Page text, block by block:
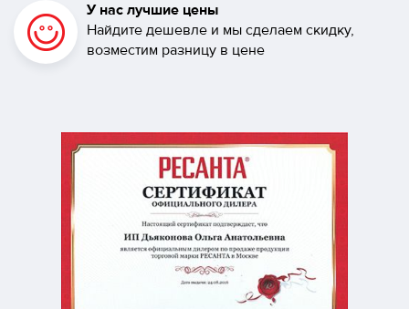
У нас лучшие цены
Найдите дешевле и мы сделаем скидку,
возместим разницу в цене